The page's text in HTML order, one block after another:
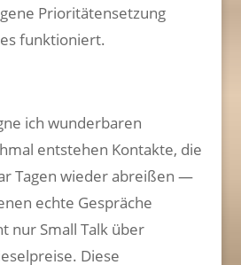
Prioritätensetzung
funktioniert.
ich wunderbaren
entstehen Kontakte, die
Tagen wieder abreißen —
echte Gespräche
nur Small Talk über
Diese